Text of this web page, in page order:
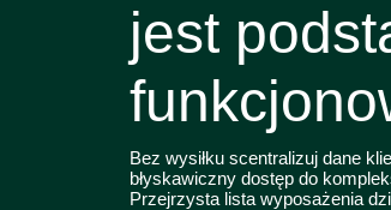
jest
Bez wysiłku scentralizuj dane
błyskawiczny dostęp do
Przejrzysta lista wyposażenia